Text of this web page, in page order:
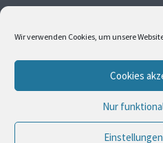
Wir verwenden Cookies, um unsere
Cookies
Nur
s
n
a
i
g
Ohne meine Einwilligung
urheberrechtlich geschützt.
wenn Sie Interesse an Bildern